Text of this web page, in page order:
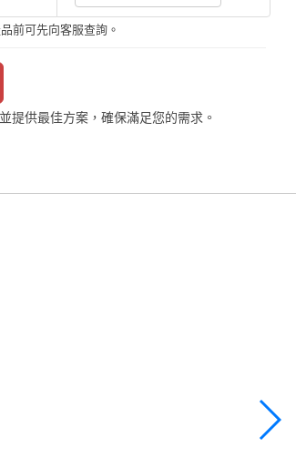
前可先向客服查詢。
提供最佳方案，確保滿足您的需求。